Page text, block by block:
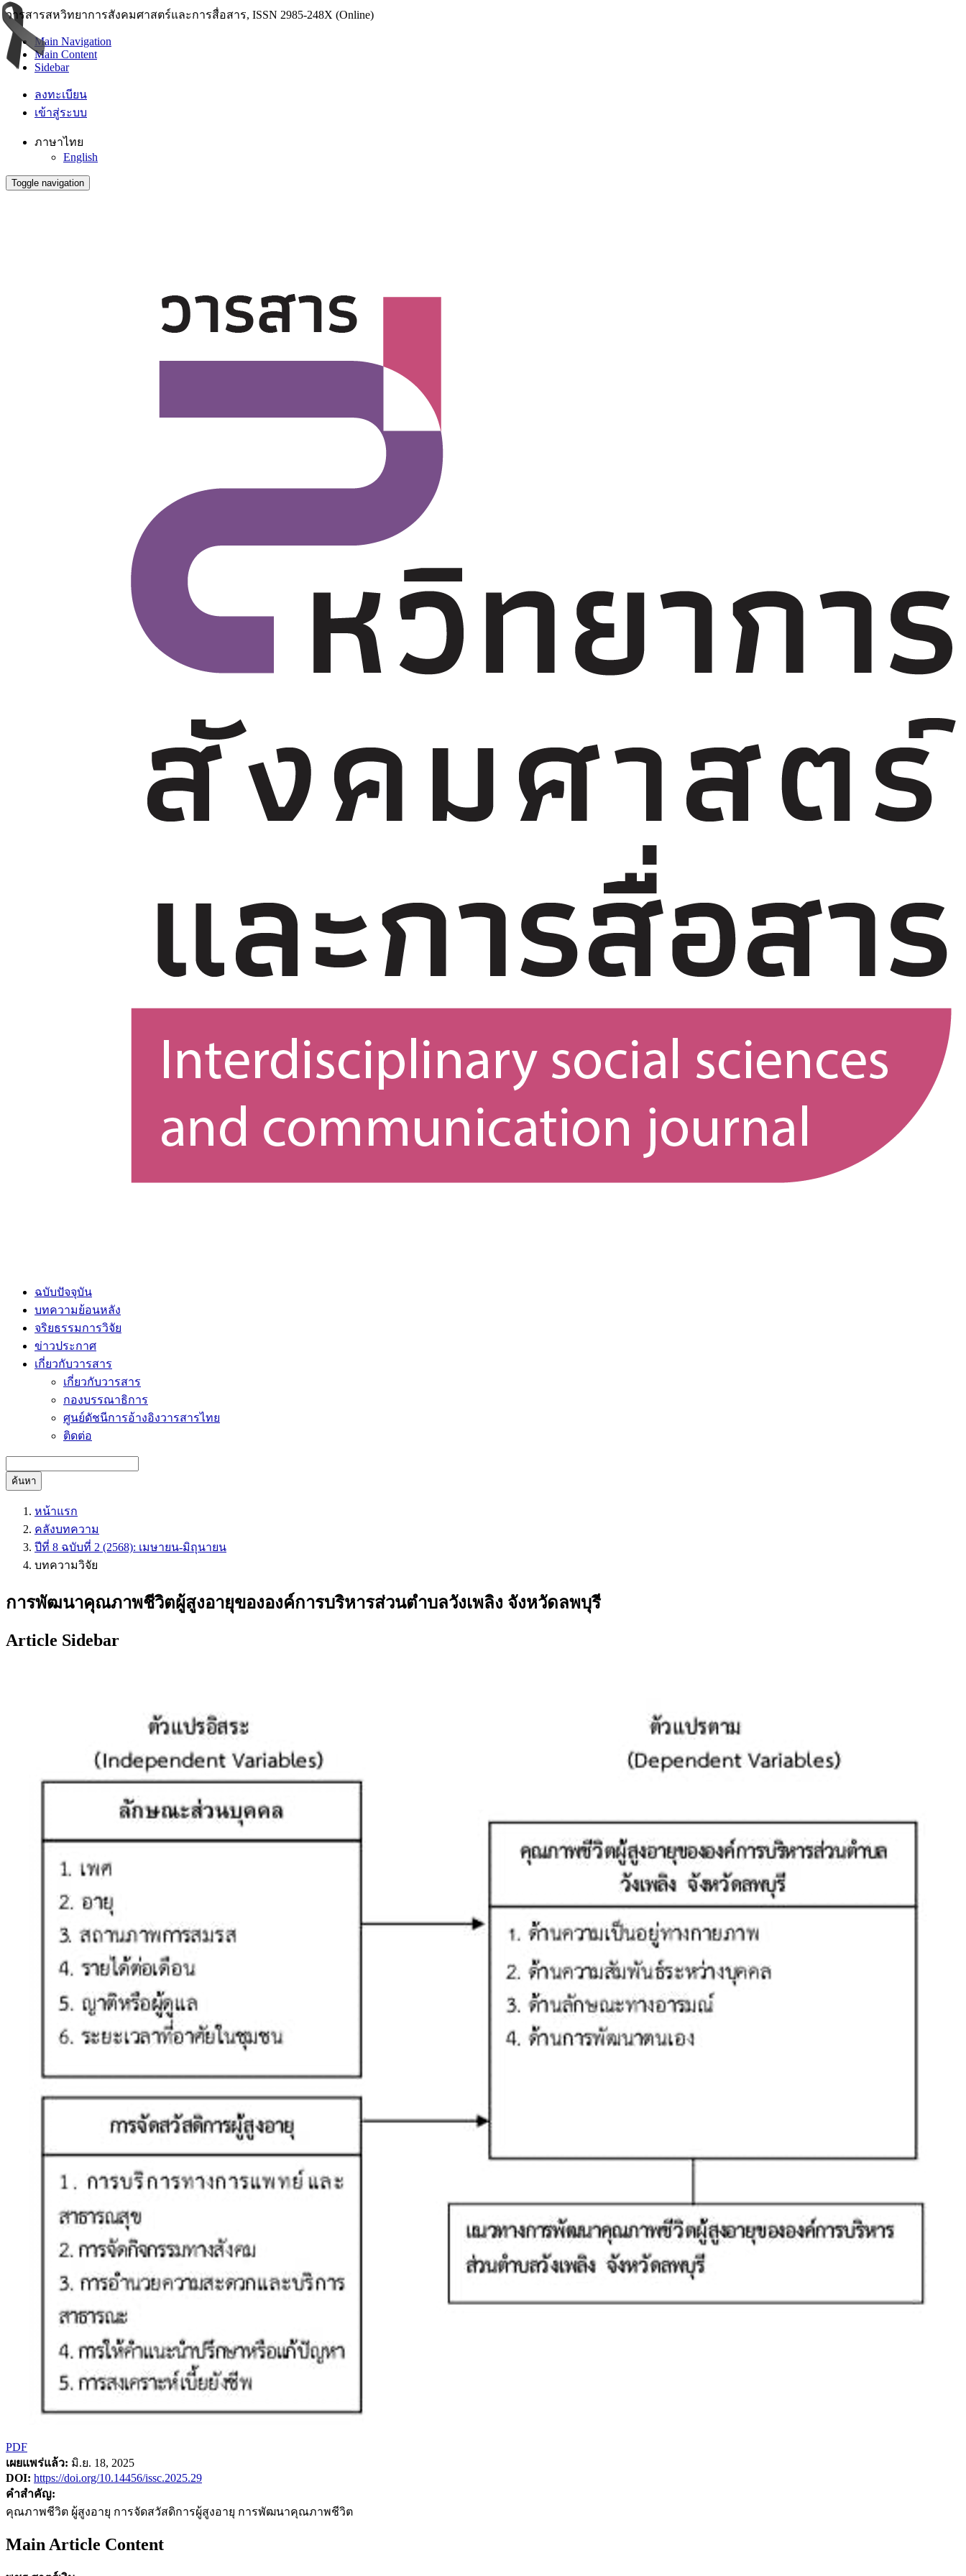
วารสารสหวิทยาการสังคมศาสตร์และการสื่อสาร, ISSN 2985-248X (Online)
Main Navigation
Main Content
Sidebar
ลงทะเบียน
เข้าสู่ระบบ
ภาษาไทย
English
Toggle navigation
ฉบับปัจจุบัน
บทความย้อนหลัง
จริยธรรมการวิจัย
ข่าวประกาศ
เกี่ยวกับวารสาร
เกี่ยวกับวารสาร
กองบรรณาธิการ
ศูนย์ดัชนีการอ้างอิงวารสารไทย
ติดต่อ
ค้นหา
หน้าแรก
คลังบทความ
ปีที่ 8 ฉบับที่ 2 (2568): เมษายน-มิถุนายน
บทความวิจัย
การพัฒนาคุณภาพชีวิตผู้สูงอายุขององค์การบริหารส่วนตำบลวังเพลิง จังหวัดลพบุรี
Article Sidebar
PDF
เผยแพร่แล้ว: มิ.ย. 18, 2025
DOI: https://doi.org/10.14456/issc.2025.29
คำสำคัญ:
คุณภาพชีวิต ผู้สูงอายุ การจัดสวัสดิการผู้สูงอายุ การพัฒนาคุณภาพชีวิต
Main Article Content